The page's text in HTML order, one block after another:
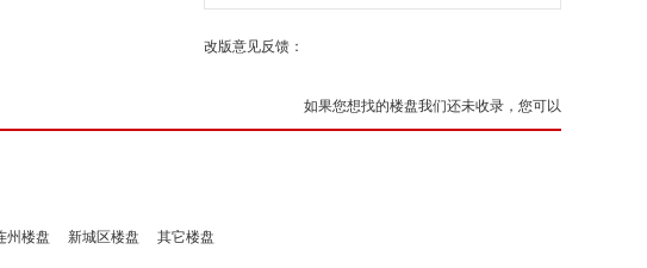
改版意见反馈：
如果您想找的楼盘我们还未收录，您可以
州楼盘 新城区楼盘 其它楼盘